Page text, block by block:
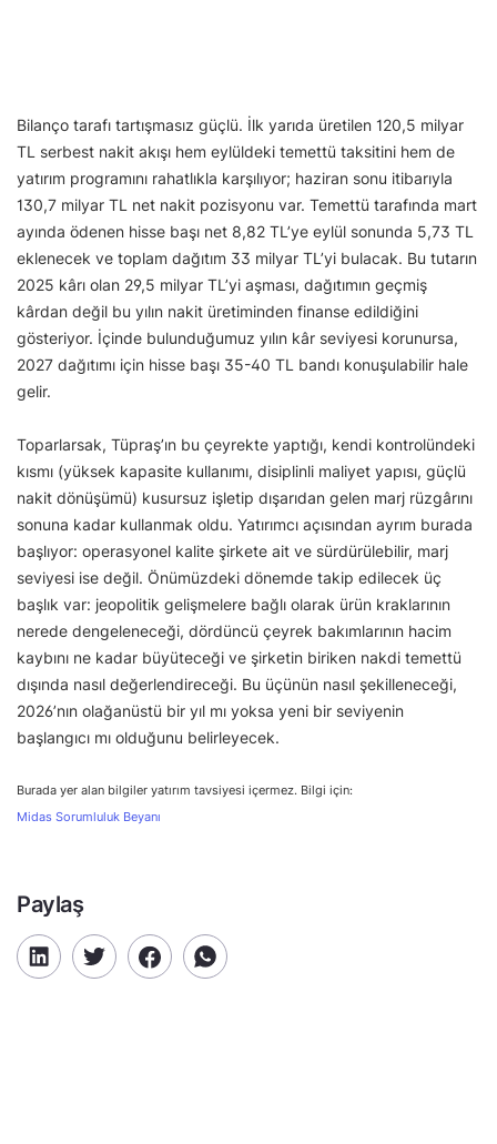
Bilanço tarafı tartışmasız güçlü. İlk yarıda üretilen 120,5 milyar
TL serbest nakit akışı hem eylüldeki temettü taksitini hem de
yatırım programını rahatlıkla karşılıyor; haziran sonu itibarıyla
130,7 milyar TL net nakit pozisyonu var. Temettü tarafında mart
ayında ödenen hisse başı net 8,82 TL’ye eylül sonunda 5,73 TL
eklenecek ve toplam dağıtım 33 milyar TL’yi bulacak. Bu tutarın
2025 kârı olan 29,5 milyar TL’yi aşması, dağıtımın geçmiş
kârdan değil bu yılın nakit üretiminden finanse edildiğini
gösteriyor. İçinde bulunduğumuz yılın kâr seviyesi korunursa,
2027 dağıtımı için hisse başı 35-40 TL bandı konuşulabilir hale
gelir.
Toparlarsak, Tüpraş’ın bu çeyrekte yaptığı, kendi kontrolündeki
kısmı (yüksek kapasite kullanımı, disiplinli maliyet yapısı, güçlü
nakit dönüşümü) kusursuz işletip dışarıdan gelen marj rüzgârını
sonuna kadar kullanmak oldu. Yatırımcı açısından ayrım burada
başlıyor: operasyonel kalite şirkete ait ve sürdürülebilir, marj
seviyesi ise değil. Önümüzdeki dönemde takip edilecek üç
başlık var: jeopolitik gelişmelere bağlı olarak ürün kraklarının
nerede dengeleneceği, dördüncü çeyrek bakımlarının hacim
kaybını ne kadar büyüteceği ve şirketin biriken nakdi temettü
dışında nasıl değerlendireceği. Bu üçünün nasıl şekilleneceği,
2026’nın olağanüstü bir yıl mı yoksa yeni bir seviyenin
başlangıcı mı olduğunu belirleyecek.
Burada yer alan bilgiler yatırım tavsiyesi içermez. Bilgi için:
Midas Sorumluluk Beyanı
Paylaş